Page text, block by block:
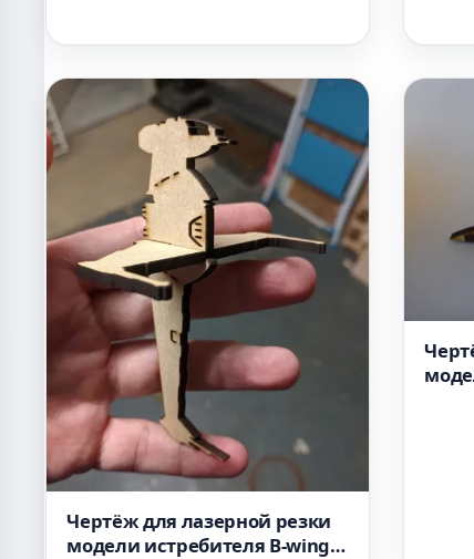
Чертёж для лазерной резки
модели истребителя B-wing